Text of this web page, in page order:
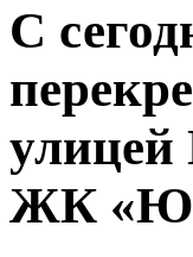
С
улицей
ЖК